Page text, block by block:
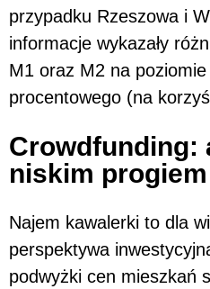
przypadku Rzeszowa i
informacje wykazały
M1 oraz M2 na
procentowego (na
Crowdfunding:
niskim
Najem kawalerki to dla
perspektywa
podwyżki cen mieszkań